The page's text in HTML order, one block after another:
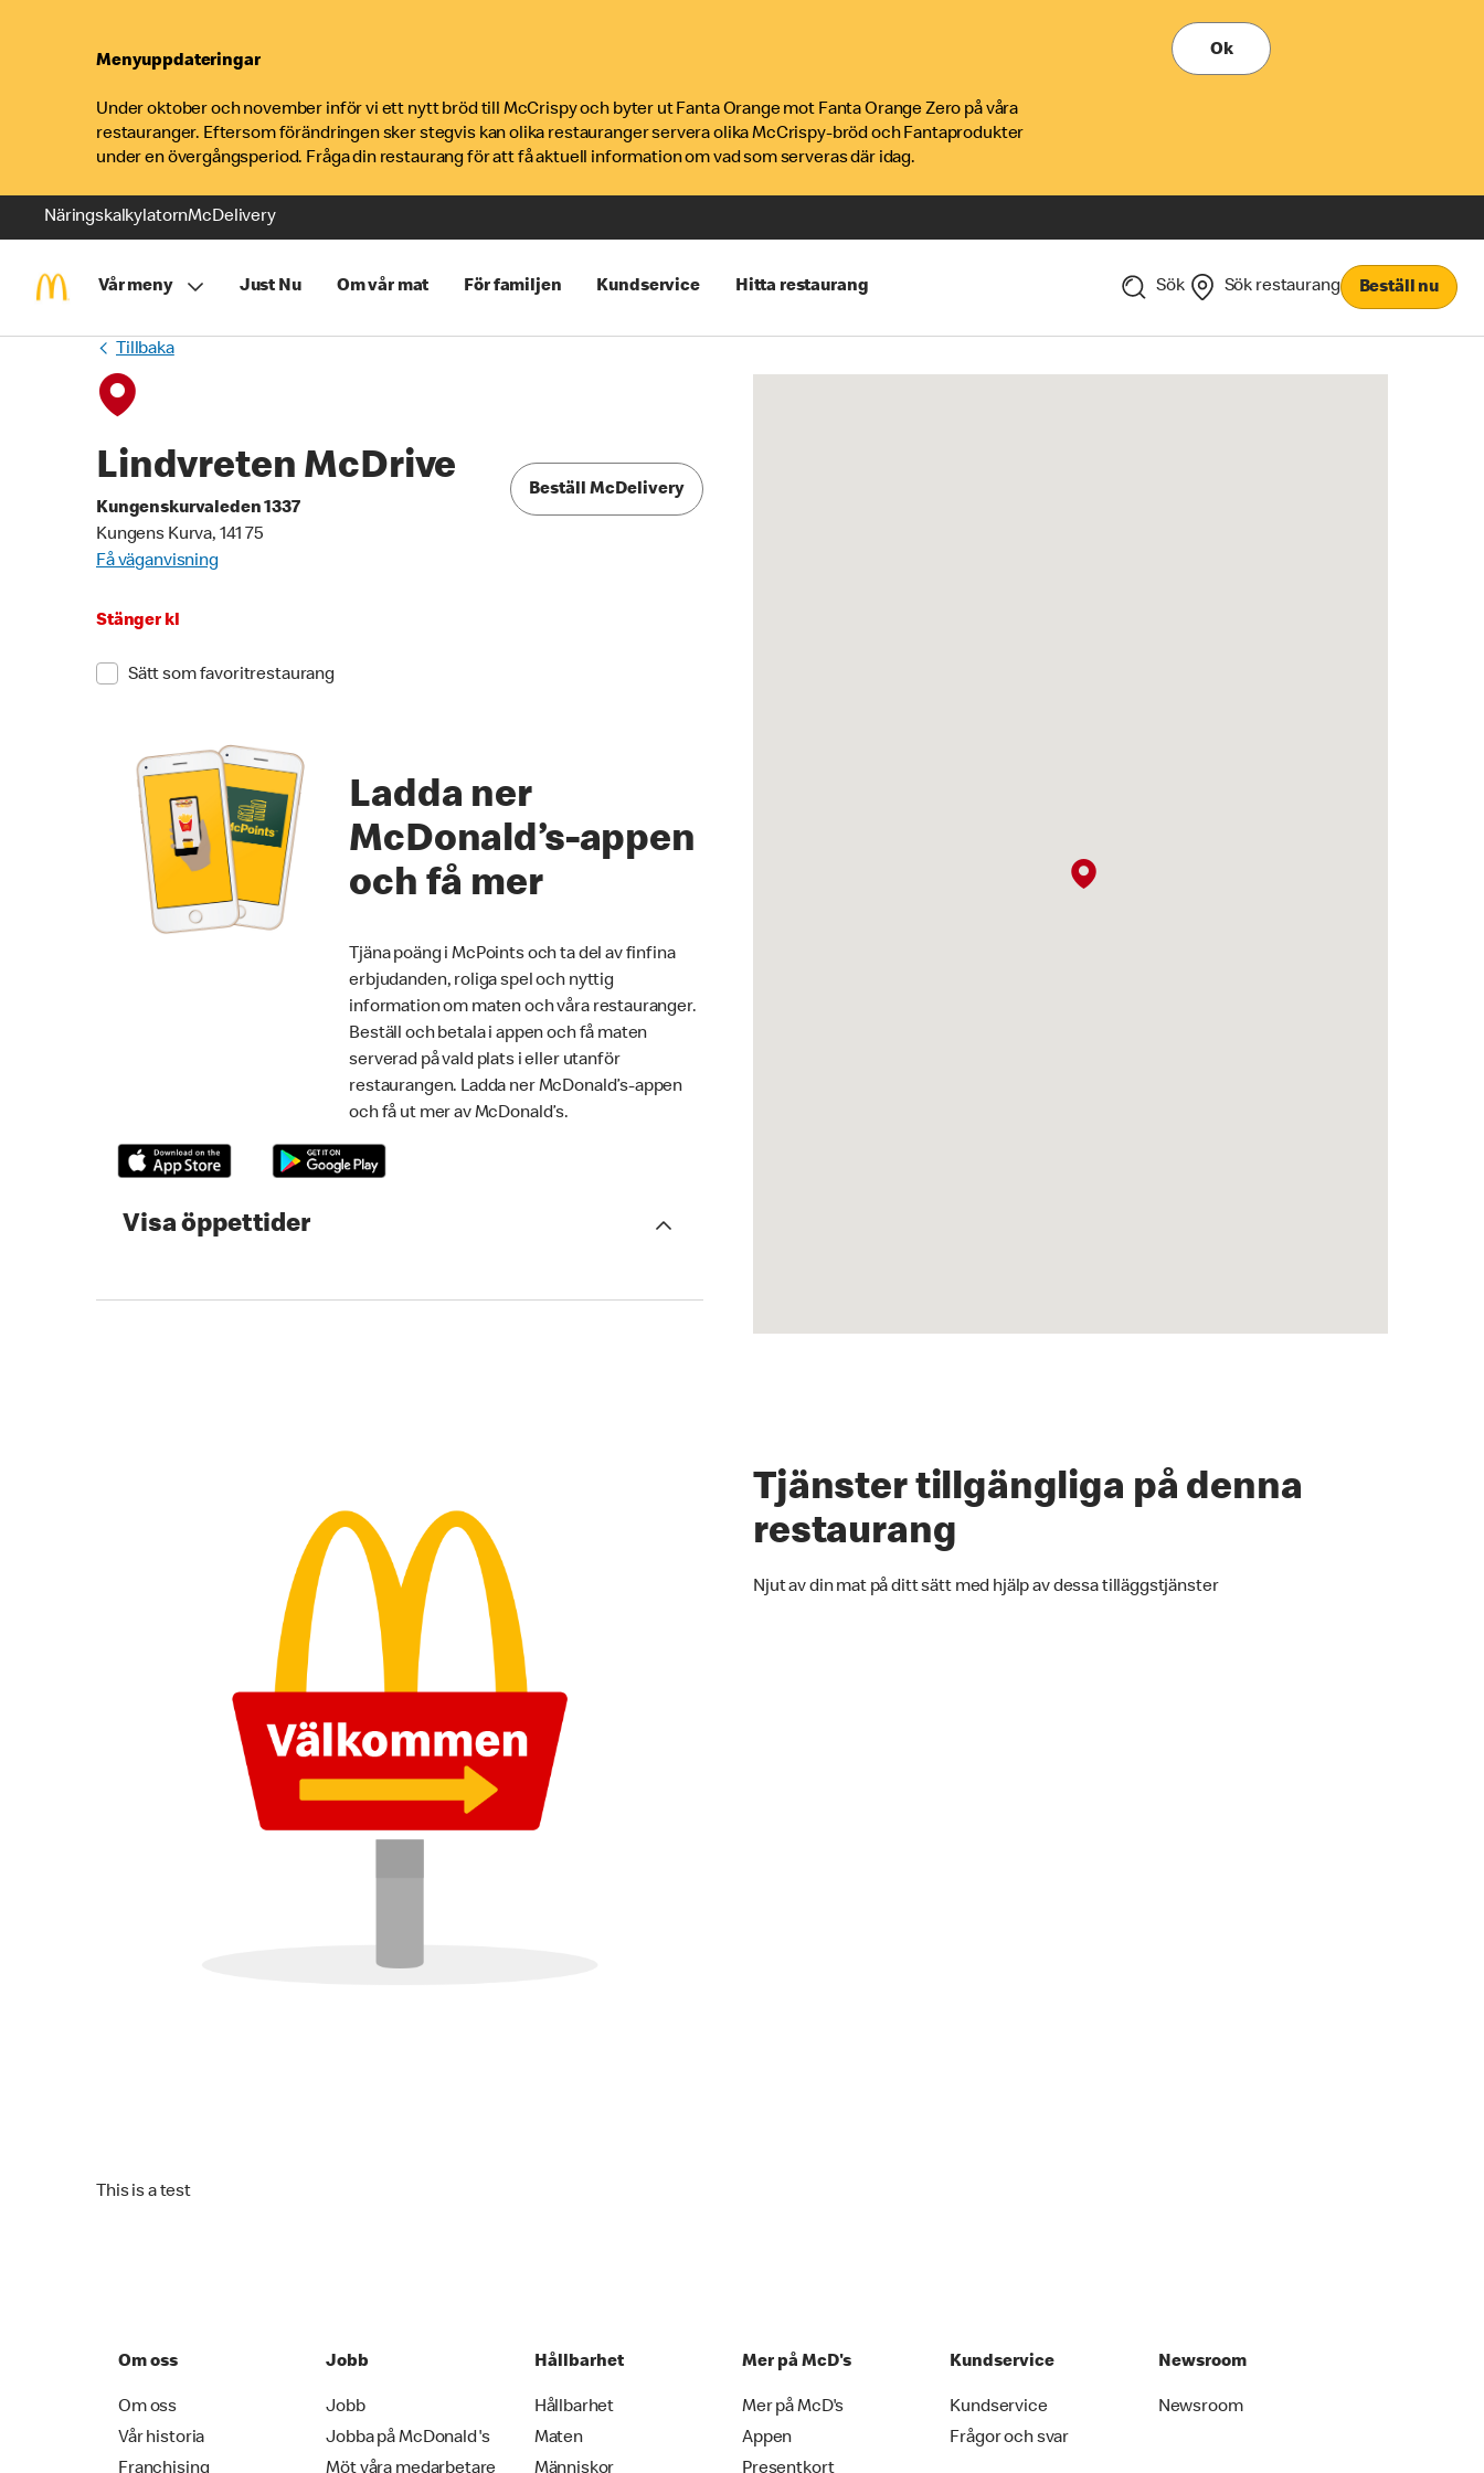
Menyuppdateringar
Under oktober och november inför vi ett nytt bröd till McCrispy och byter ut Fanta Orange mot Fanta Orange Zero på våra
restauranger. Eftersom förändringen sker stegvis kan olika restauranger servera olika McCrispy-bröd och Fantaprodukter
under en övergångsperiod. Fråga din restaurang för att få aktuell information om vad som serveras där idag.
Ok
NäringskalkylatornMcDelivery
Vår meny Just Nu Om vår mat För familjen Kundservice Hitta restaurang Sök Sök restaurang Beställ nu
Tillbaka
Lindvreten McDrive
Kungenskurvaleden 1337
Kungens Kurva, 141 75
Få väganvisning
Stänger kl
Sätt som favoritrestaurang
Beställ McDelivery
Ladda ner
McDonald’s-appen
och få mer
Tjäna poäng i McPoints och ta del av finfina
erbjudanden, roliga spel och nyttig
information om maten och våra restauranger.
Beställ och betala i appen och få maten
serverad på vald plats i eller utanför
restaurangen. Ladda ner McDonald’s-appen
och få ut mer av McDonald’s.
Visa öppettider
Tjänster tillgängliga på denna
restaurang
Njut av din mat på ditt sätt med hjälp av dessa tilläggstjänster
This is a test
Om oss
Om oss
Vår historia
Jobb
Jobb
Jobba på McDonald's
Hållbarhet
Hållbarhet
Maten
Mer på McD's
Mer på McD's
Appen
Kundservice
Kundservice
Frågor och svar
Newsroom
Newsroom